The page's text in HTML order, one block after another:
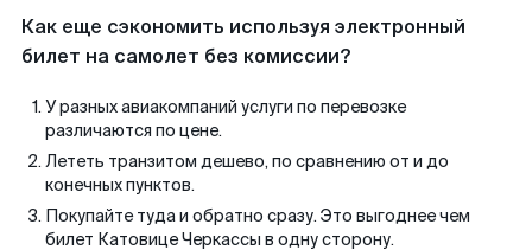
Как еще сэкономить используя электронный
билет на самолет без комиссии?
У разных авиакомпаний услуги по перевозке
различаются по цене.
Лететь транзитом дешево, по сравнению от и до
конечных пунктов.
Покупайте туда и обратно сразу. Это выгоднее чем
билет Катовице Черкассы в одну сторону.